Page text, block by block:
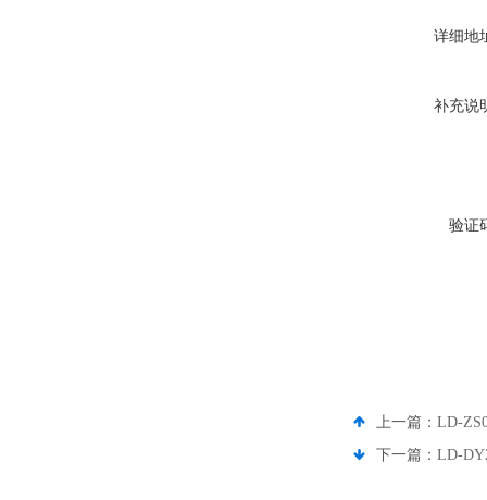
详细地
补充说
验证
上一篇： LD-
下一篇： LD-